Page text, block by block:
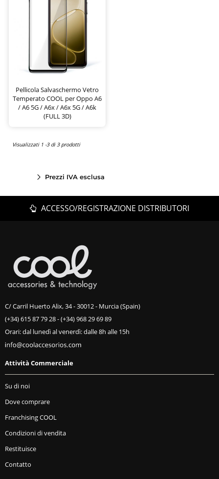
Pellicola Salvaschermo Vetro
Temperato COOL per Oppo A6
/ A6 5G / A6x / A6x 5G / A6k
(FULL 3D)
Visualizzati 1 -3 di 3 prodotti
Prezzi IVA esclusa
ACCESSO/REGISTRAZIONE DISTRIBUTORI
C/ Carril Huerto Alix, 34 - 30012 - Murcia (Spain)
(+34) 615 87 79 28-(+34) 968 29 69 89
Orari: dal lunedì al venerdì: dalle 8h alle 15h
Attività Commerciale
Su di noi
Dove comprare
Franchising COOL
Condizioni di vendita
Restituisce
Contatto